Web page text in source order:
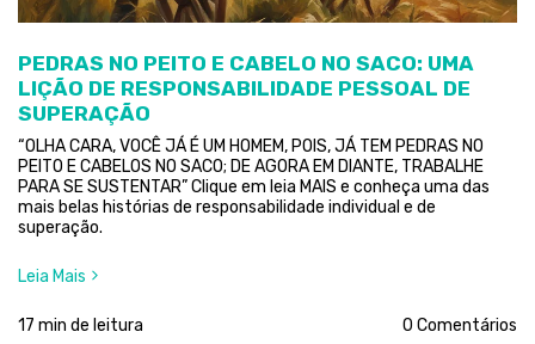
PEDRAS NO PEITO E CABELO NO SACO: UMA
LIÇÃO DE RESPONSABILIDADE PESSOAL DE
SUPERAÇÃO
“OLHA CARA, VOCÊ JÁ É UM HOMEM, POIS, JÁ TEM PEDRAS NO
PEITO E CABELOS NO SACO; DE AGORA EM DIANTE, TRABALHE
PARA SE SUSTENTAR” Clique em leia MAIS e conheça uma das
mais belas histórias de responsabilidade individual e de
superação.
Leia Mais
17 min de leitura 0 Comentários